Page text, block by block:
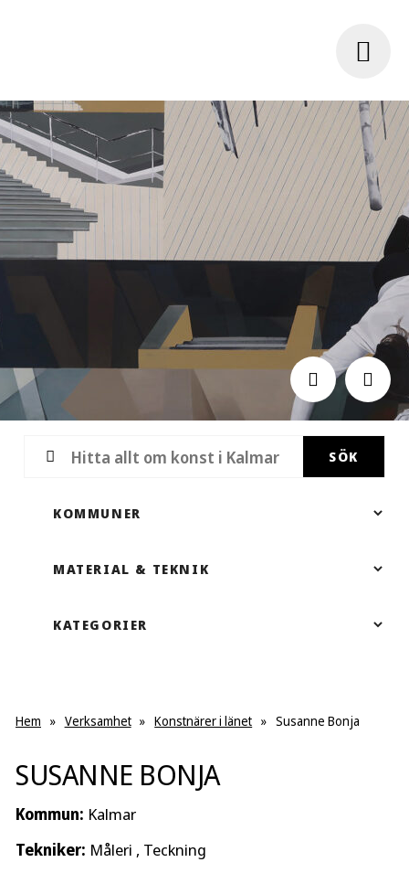
SÖK
Hem » Verksamhet » Konstnärer i länet » Susanne Bonja
SUSANNE BONJA
Kommun: Kalmar
Tekniker: Måleri , Teckning